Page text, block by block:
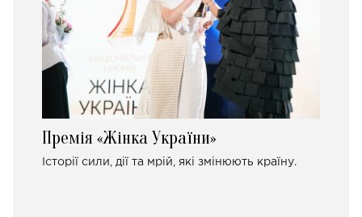
Премія «Жінка України»
Історії сили, дії та мрій, які змінюють країну.